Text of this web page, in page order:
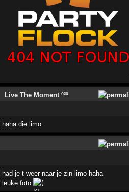
Live The Moment º³º
haha die limo
had je t weer naar je zin limo haha
leuke foto